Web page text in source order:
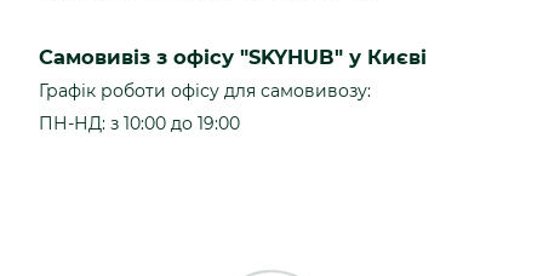
Самовивіз з офісу "SKYHUB" у Києві
Графік роботи офісу для самовивозу:
ПН-НД: з 10:00 до 19:00